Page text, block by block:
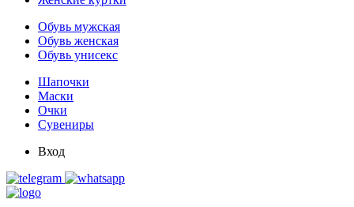
Обувь мужская
Обувь женская
Обувь унисекс
Шапочки
Маски
Очки
Сувениры
Вход